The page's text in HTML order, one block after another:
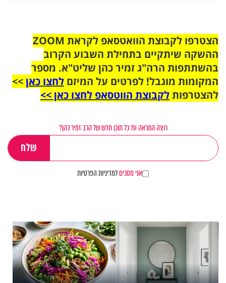
הצטרפו לקבוצת הוואטסאפ לקראת ZOOM
ההשקה שיתקיים בתחילת השבוע הקרוב
בהשתתפות הרה"ג זמיר כהן שליט"א. מספר
המקומות מוגבל! לפרטים על המיזם לחצו כאן>>
להצטרפותלקבוצת הווטסאפ לחצו כאן >>
רוצה התראה על כל תוכן חדש של הרב זמיר כהן?
אני מסכיםלמדיניות הפרטיות